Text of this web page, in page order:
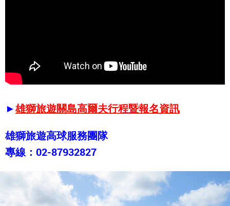
►雄獅旅遊關島高爾夫行程暨報名資訊
雄獅旅遊高球服務團隊
專線：02-87932827